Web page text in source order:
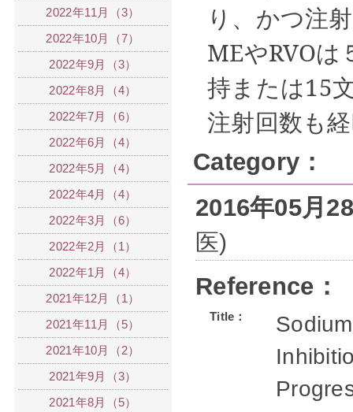
り、かつ注
MEやRVOは
持または15
注射回数も
Category：
2016年05月
医)
Reference：
Title：
2022年11月（3）
2022年10月（7）
2022年9月（3）
2022年8月（4）
2022年7月（6）
2022年6月（4）
2022年5月（4）
2022年4月（4）
2022年3月（6）
2022年2月（1）
2022年1月（4）
2021年12月（1）
2021年11月（5）
2021年10月（2）
2021年9月（3）
2021年8月（5）